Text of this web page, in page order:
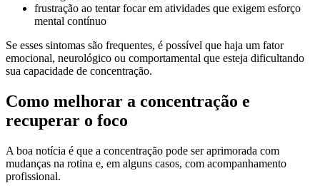
frustração ao tentar focar em atividades que exigem esforço
mental contínuo
Se esses sintomas são frequentes, é possível que haja um fator
emocional, neurológico ou comportamental que esteja dificultando
sua capacidade de concentração.
Como melhorar a concentração e
recuperar o foco
A boa notícia é que a concentração pode ser aprimorada com
mudanças na rotina e, em alguns casos, com acompanhamento
profissional.